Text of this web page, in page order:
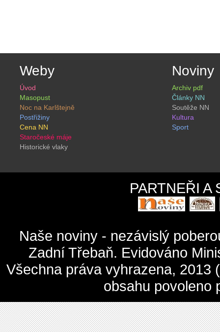
Weby
Úvod
Masopust
Noc na Karlštejně
Postřižiny
Cena NN
Staročeské máje
Historické vlaky
Noviny
Archiv pdf
Články NN
Soutěže NN
Kultura
Sport
PARTNEŘI A
Naše noviny - nezávislý
Zadní Třebaň. Evidováno
Všechna práva vyhrazena,
obsahu povoleno